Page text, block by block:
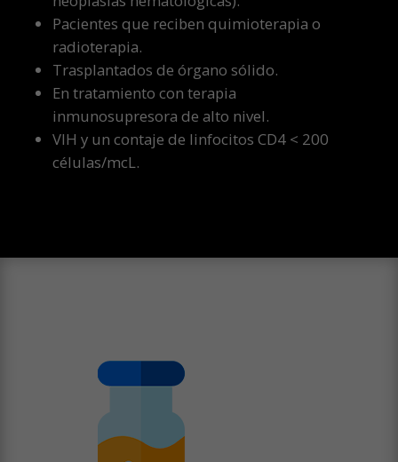
Pacientes que reciben quimioterapia o
radioterapia.
Trasplantados de órgano sólido.
En tratamiento con terapia
inmunosupresora de alto nivel.
VIH y un contaje de linfocitos CD4 < 200
células/mcL.